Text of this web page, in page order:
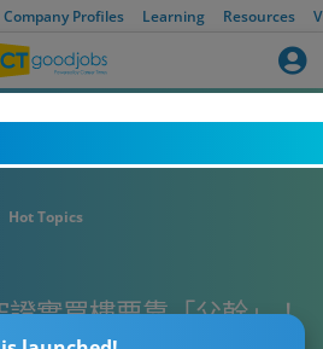
Company Profiles Learning Resources
Hot Topics
證實買樓要靠「父幹」！